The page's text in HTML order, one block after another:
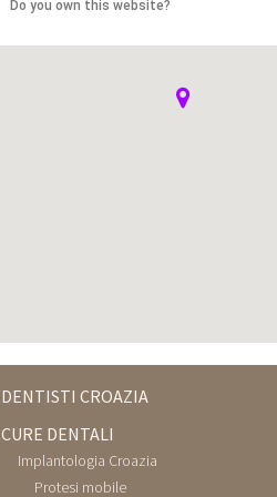
Do you own this website?
DENTISTI CROAZIA
CURE DENTALI
Implantologia Croazia
Protesi mobile